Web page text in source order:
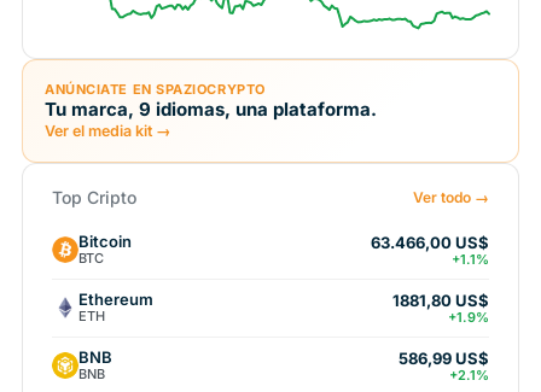
ANÚNCIATE EN SPAZIOCRYPTO
Tu marca, 9 idiomas, una plataforma.
Ver el media kit →
Top Cripto Ver todo →
Bitcoin
BTC
63.466,00 US$
+1.1%
Ethereum
ETH
1881,80 US$
+1.9%
BNB
BNB
586,99 US$
+2.1%